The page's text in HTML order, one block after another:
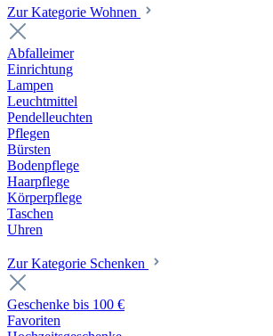
Zur Kategorie Wohnen
Abfalleimer
Einrichtung
Lampen
Leuchtmittel
Pendelleuchten
Pflegen
Bürsten
Bodenpflege
Haarpflege
Körperpflege
Taschen
Uhren
Zur Kategorie Schenken
Geschenke bis 100 €
Favoriten